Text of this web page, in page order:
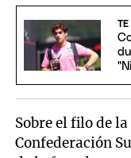
TE
Sobre el filo de
Confederación